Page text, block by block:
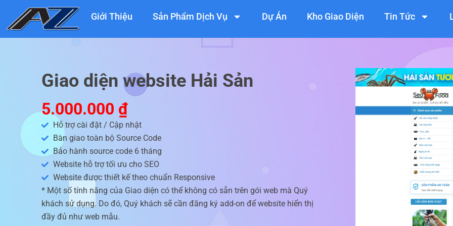
nội
Giới Thiệu Sản Phẩm Dịch Vụ Dự Án Kho Giao Diện Tin Tức
Giao diện website Hải Sản
5.000.000 ₫
Hỗ trợ cài đặt / Cập nhật
Bàn giao toàn bộ Source Code
Bảo hành source code 6 tháng
Website hỗ trợ tối ưu cho SEO
Website được thiết kế theo chuẩn Responsive
* Một số tính năng của Giao diện có thể không có sẵn trên gói web mà Quý
khách sử dụng. Do đó, Quý khách sẽ cần đăng ký add-on để website hiển thị
đầy đủ như web mẫu.